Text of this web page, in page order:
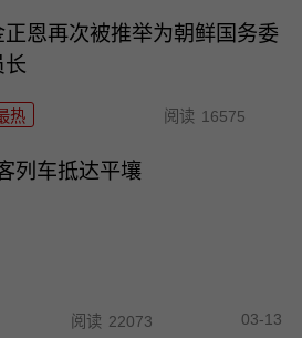
正恩再次被推举为朝鲜国务委
长
热 阅读 16575
列车抵达平壤
阅读 22073 03-13